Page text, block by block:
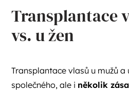
Transplantace
vs. u žen
Transplantace vlasů u mužů a
společného, ale i několik